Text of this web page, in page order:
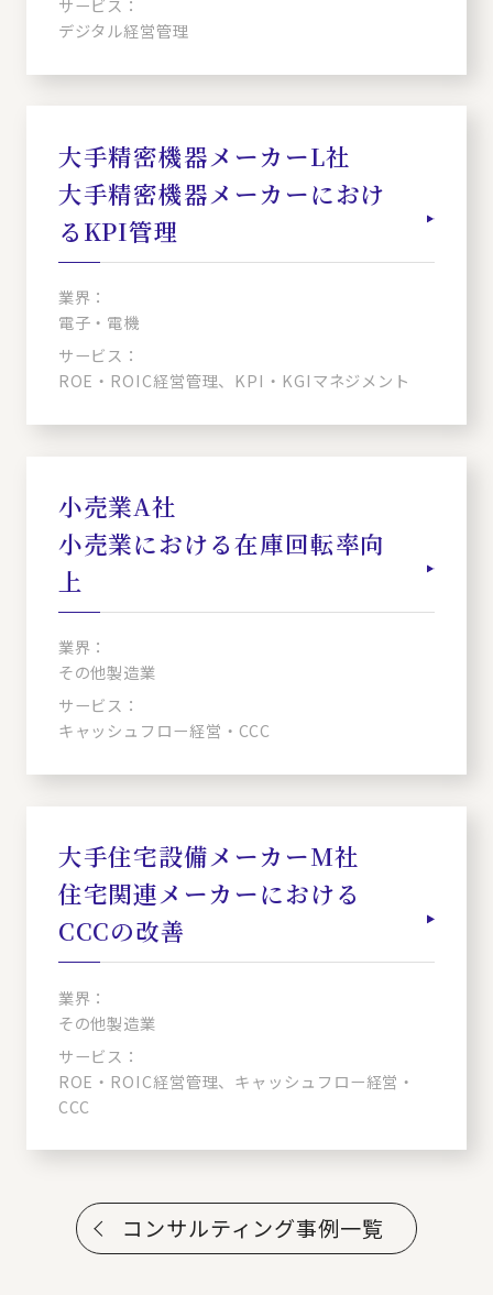
サービス：
デジタル経営管理
大手精密機器メーカーL社
大手精密機器メーカーにおけ
るKPI管理
業界：
電子・電機
サービス：
ROE・ROIC経営管理、KPI・KGIマネジメント
小売業A社
小売業における在庫回転率向
上
業界：
その他製造業
サービス：
キャッシュフロー経営・CCC
大手住宅設備メーカーM社
住宅関連メーカーにおける
CCCの改善
業界：
その他製造業
サービス：
ROE・ROIC経営管理、キャッシュフロー経営・
CCC
コンサルティング事例一覧